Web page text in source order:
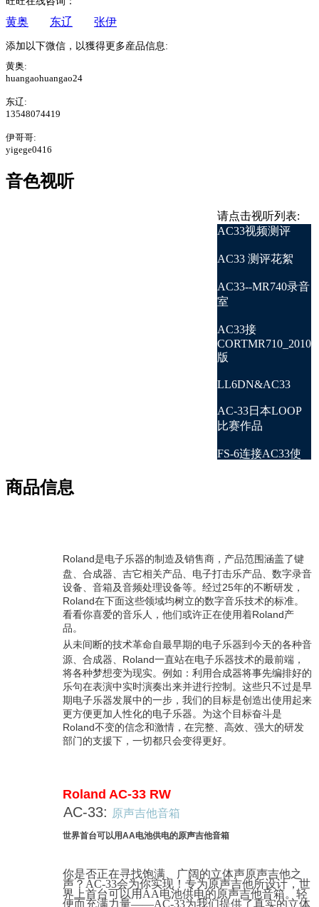
黄奥 东辽 张伊
添加以下微信，以獲得更多産品信息:
黄奥:
huangaohuangao24
东辽:
13548074419
伊哥哥:
yigege0416
音色视听
请点击视听列表:
AC33视频测评
AC33 测评花絮
AC33--MR740录音
室
AC33接
CORTMR710_2010
版
LL6DN&AC33
AC-33日本LOOP
比赛作品
FS-6连接AC33使
商品信息
Roland是电子乐器的制造及销售商，产品范围涵盖了键
盘、合成器、吉它相关产品、电子打击乐产品、数字录音
设备、音箱及音频处理设备等。经过25年的不断研发，
Roland在下面这些领域均树立的数字音乐技术的标准。
看看你喜爱的音乐人，他们或许正在使用着Roland产
品。
从未间断的技术革命自最早期的电子乐器到今天的各种音
源、合成器、Roland一直站在电子乐器技术的最前端，
将各种梦想变为现实。例如：利用合成器将事先编排好的
乐句在表演中实时演奏出来并进行控制。这些只不过是早
期电子乐器发展中的一步，我们的目标是创造出使用起来
更方便更加人性化的电子乐器。为这个目标奋斗是
Roland不变的信念和激情，在完整、高效、强大的研发
部门的支援下，一切都只会变得更好。
Roland AC-33 RW
AC-33: 原声吉他音箱
世界首台可以用AA电池供电的原声吉他音箱
你是否正在寻找饱满、广阔的立体声原声吉他之
声？AC-33会为你实现！专为原声吉他所设计，世
界上首台可以用AA电池供电的原声吉他音箱。轻
便而充满力量——AC-33为我们提供了真实的立体